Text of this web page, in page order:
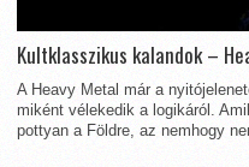
Kultklasszikus kalandok –
A Heavy Metal már a
miként vélekedik a logikáról.
pottyan a Földre, az nemhogy